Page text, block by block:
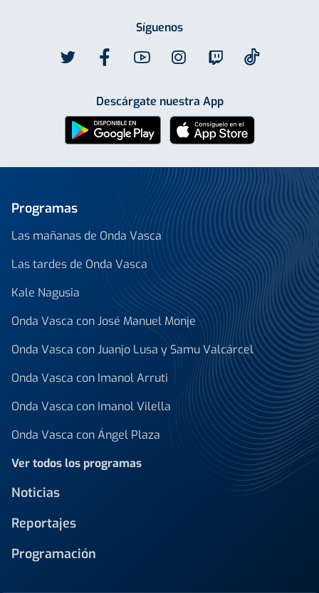
Síguenos
Descárgate nuestra App
Programas
Las mañanas de Onda Vasca
Las tardes de Onda Vasca
Kale Nagusia
Onda Vasca con José Manuel Monje
Onda Vasca con Juanjo Lusa y Samu Valcárcel
Onda Vasca con Imanol Arruti
Onda Vasca con Imanol Vilella
Onda Vasca con Ángel Plaza
Ver todos los programas
Noticias
Reportajes
Programación